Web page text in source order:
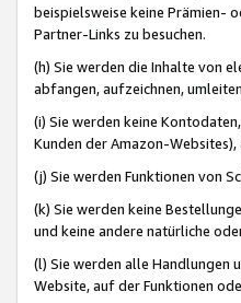
beispielsweise keine Prämien-
Partner-Links zu besuchen.
(h) Sie werden die Inhalte von
abfangen, aufzeichnen,
(i) Sie werden keine
Kunden der Amazon-
(j) Sie werden Funktionen von
(k) Sie werden keine
und keine andere natürliche
(l) Sie werden alle Handlungen
Website, auf der Funktionen